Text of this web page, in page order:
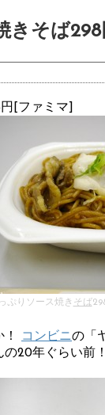
きそば298
[ファミマ]
ぷりソース焼き そば
！ コンビニの「
20年ぐらい前